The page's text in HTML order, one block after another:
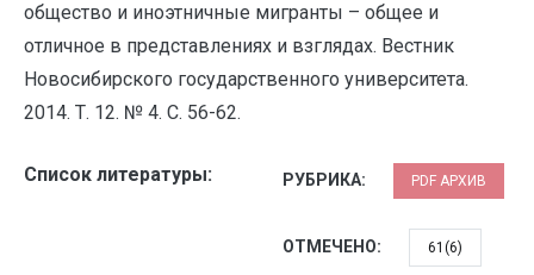
общество и иноэтничные мигранты – общее и
отличное в представлениях и взглядах. Вестник
Новосибирского государственного университета.
2014. Т. 12. № 4. С. 56-62.
Список литературы: РУБРИКА: PDF АРХИВ
ОТМЕЧЕНО: 61(6)